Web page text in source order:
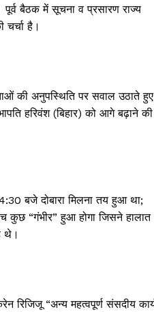
राज्य
बैठक में सूचना व प्रसारण राज्य
है।
की अनुपस्थिति पर सवाल उठाते हुए
हरिवंश (बिहार) को आगे बढ़ाने की
बजे दोबारा मिलना तय हुआ था;
कुछ “गंभीर” हुआ होगा जिसने हालात
थे।
“अन्य महत्वपूर्ण संसदीय